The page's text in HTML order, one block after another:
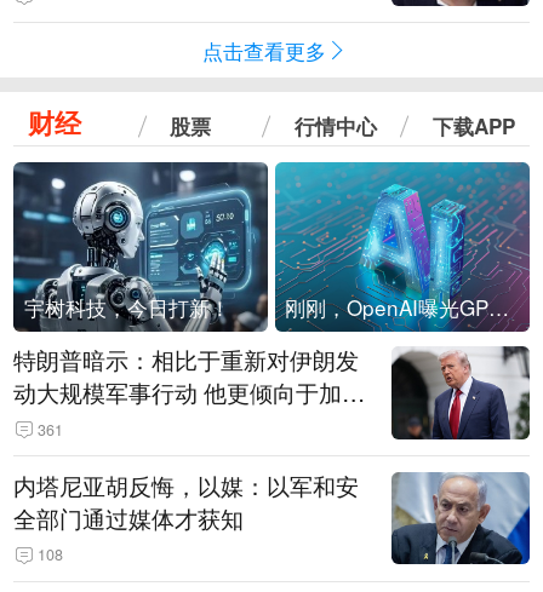
点击查看更多
财经 股票 行情中心 下载APP
宇树科技，今日打新！ 刚刚，OpenAI曝光GPT-6！传10万亿参数，8月强行发布
特朗普暗示：相比于重新对伊朗发
动大规模军事行动 他更倾向于加大
经济施压
361
内塔尼亚胡反悔，以媒：以军和安
全部门通过媒体才获知
108